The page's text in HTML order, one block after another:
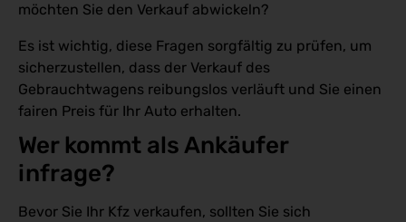
möchten Sie den Verkauf abwickeln?
Es ist wichtig, diese Fragen sorgfältig zu prüfen, um
sicherzustellen, dass der Verkauf des
Gebrauchtwagens reibungslos verläuft und Sie einen
fairen Preis für Ihr Auto erhalten.
Wer kommt als Ankäufer
infrage?
Bevor Sie Ihr Kfz verkaufen, sollten Sie sich